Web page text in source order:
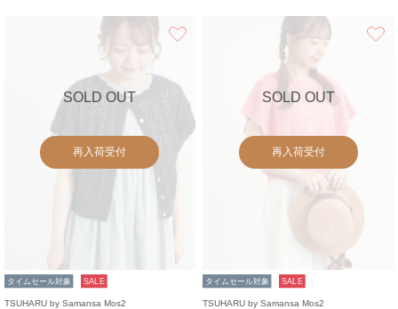
SOLD OUT
再入荷受付
タイムセール対象 SALE
TSUHARU by Samansa Mos2
SOLD OUT
再入荷受付
タイムセール対象 SALE
TSUHARU by Samansa Mos2